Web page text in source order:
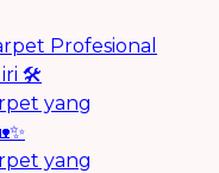
Profesional
🛠️
yang
yang